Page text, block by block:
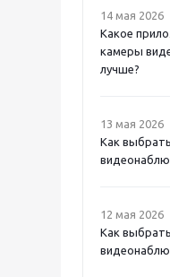
14 мая 2026
Какое
камеры
лучше?
13 мая 2026
Как
12 мая 2026
Как